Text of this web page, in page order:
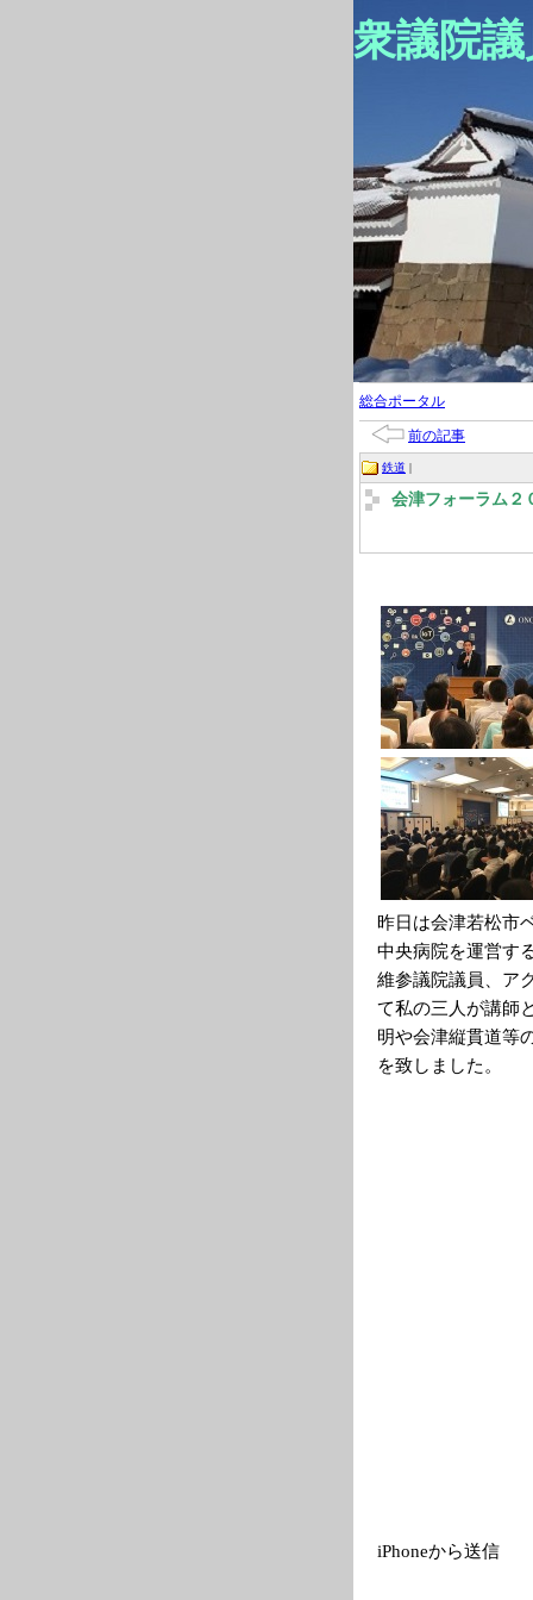
衆議院
総合ポータル
前の記事
鉄道 |
会津フォーラム２
昨日は会津若松市
中央病院を運営す
維参議院議員、ア
て私の三人が講師
明や会津縦貫道等
を致しました。
iPhoneから送信